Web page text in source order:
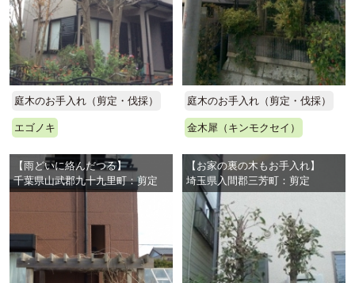
庭木のお手入れ（剪定・伐採）
エゴノキ
庭木のお手入れ（剪定・伐採）
金木犀（キンモクセイ）
【雨どいに絡んだつる】
千葉県山武郡九十九里町：剪定
【お家の裏の木もお手入れ】
埼玉県入間郡三芳町：剪定